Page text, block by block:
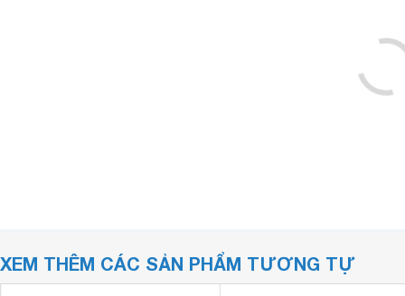
XEM THÊM CÁC SẢN PHẨM TƯƠNG TỰ